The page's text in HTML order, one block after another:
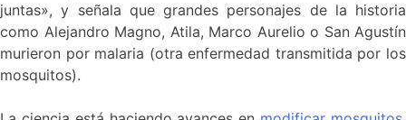
juntas», y señala que grandes personajes de la historia
como Alejandro Magno, Atila, Marco Aurelio o San Agustín
murieron por malaria (otra enfermedad transmitida por los
mosquitos).